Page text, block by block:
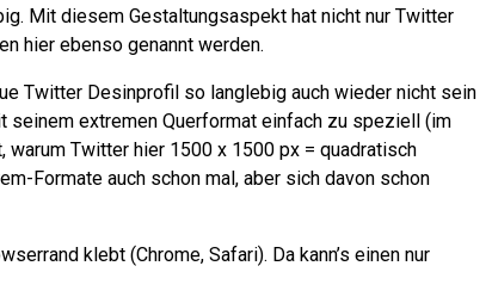
Mit diesem Gestaltungsaspekt hat nicht nur Twitter
hier ebenso genannt werden.
Twitter Desinprofil so langlebig auch wieder nicht sein
seinem extremen Querformat einfach zu speziell (im
Twitter hier 1500 x 1500 px = quadratisch
Formate auch schon mal, aber sich davon schon
klebt (Chrome, Safari). Da kann’s einen nur